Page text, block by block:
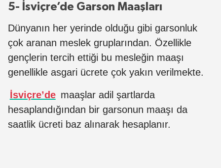
5- İsviçre’de Garson Maaşları
Dünyanın her yerinde olduğu gibi garsonluk
çok aranan meslek gruplarından. Özellikle
gençlerin tercih ettiği bu mesleğin maaşı
genellikle asgari ücrete çok yakın verilmekte.
İsviçre’de maaşlar adil şartlarda
hesaplandığından bir garsonun maaşı da
saatlik ücreti baz alınarak hesaplanır.